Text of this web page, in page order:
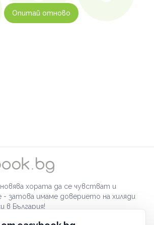
Опитай отново
хората да се чувстват и
- затова имаме доверието на хиляди
в България!